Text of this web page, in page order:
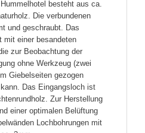
besteht aus ca.
Die verbundenen
und geschraubt. Das
mit einer besandeten
zur Beobachtung der
ohne Werkzeug (zwei
Giebelseiten gezogen
Das Eingangsloch ist
Zur Herstellung
einer optimalen Belüftung
Lochbohrungen mit